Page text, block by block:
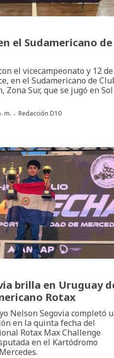
el Sudamericano de
el vicecampeonato y 12 de
en el Sudamericano de
Zona Sur, que se jugó en
m. · Redacción D10
brilla en Uruguay
Rotax
Nelson Segovia completó
en la quinta fecha del
Rotax Max Challenge
en el Kartódromo